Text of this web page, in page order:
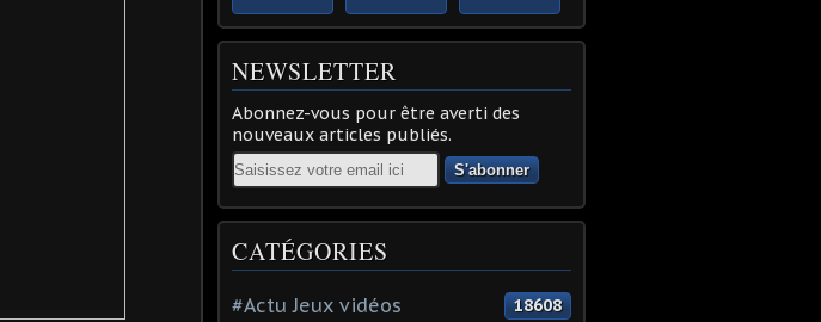
NEWSLETTER
Abonnez-vous pour être averti des
nouveaux articles publiés.
Email
CATÉGORIES
#Actu Jeux vidéos 18608